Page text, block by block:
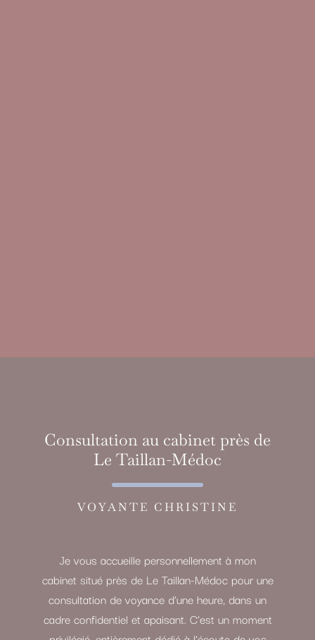
Consultation au cabinet près de
Le Taillan-Médoc
VOYANTE CHRISTINE
Je vous accueille personnellement à mon
cabinet situé près de Le Taillan-Médoc pour une
consultation de voyance d’une heure, dans un
cadre confidentiel et apaisant. C’est un moment